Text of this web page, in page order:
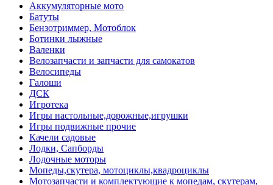
Аккумуляторные мото
Батуты
Бензотриммер, Мотоблок
Ботинки лыжные
Валенки
Велозапчасти и запчасти для самокатов
Велосипеды
Галоши
ДСК
Игротека
Игры настольные,дорожные,игрушки
Игры подвижные прочие
Качели садовые
Лодки, Сапборды
Лодочные моторы
Мопеды,скутера, мотоциклы,квадроциклы
Мотозапчасти и комплектующие к мопедам, скутерам,